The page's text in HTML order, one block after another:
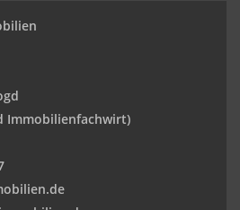
Immobilienfachwirt)